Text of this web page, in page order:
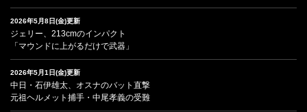
2026年5月8日(金)更新
ジェリー、213cmのインパクト
「マウンドに上がるだけで武器」
2026年5月1日(金)更新
中日・石伊雄太、オスナのバット直撃
元祖ヘルメット捕手・中尾孝義の受難